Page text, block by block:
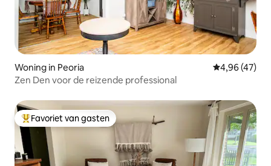
Woning in Peoria Gemiddelde
4,96 (47)
Zen Den voor de reizende professional
Topfavoriet van gasten
Favoriet van gasten